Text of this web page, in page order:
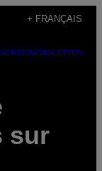
+ FRANÇAIS
NEWSLETTER
sur